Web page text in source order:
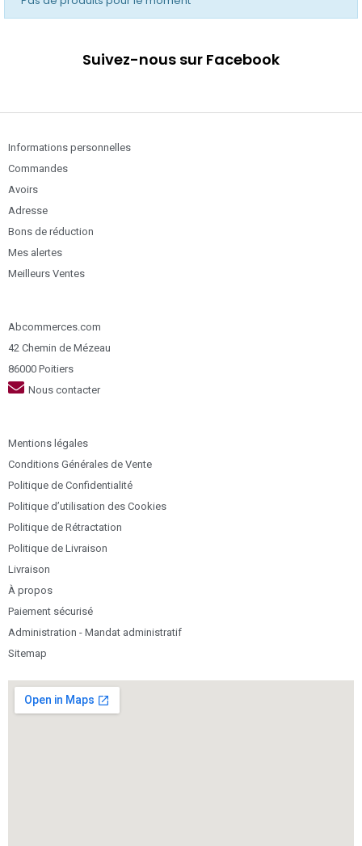
Suivez-nous sur Facebook
Informations personnelles
Commandes
Avoirs
Adresse
Bons de réduction
Mes alertes
Meilleurs Ventes
Abcommerces.com
42 Chemin de Mézeau
86000 Poitiers
Nous contacter
Mentions légales
Conditions Générales de Vente
Politique de Confidentialité
Politique d’utilisation des Cookies
Politique de Rétractation
Politique de Livraison
Livraison
À propos
Paiement sécurisé
Administration - Mandat administratif
Sitemap